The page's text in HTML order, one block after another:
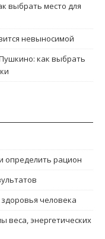
выбрать место для
невыносимой
как выбрать
определить рацион
человека
веса, энергетических